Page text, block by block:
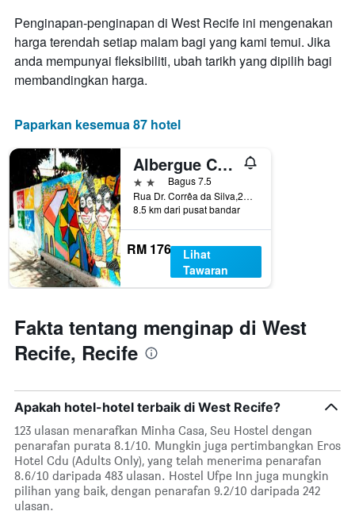
memaparkan
hari
dalam
seminggu.
Carta
1
paksi
Y
yang
memaparkan
purata
harga
bilik
Penginapan-penginapan di West Recife ini mengenakan
harga terendah setiap malam bagi yang kami temui. Jika
anda mempunyai fleksibiliti, ubah tarikh yang dipilih bagi
membandingkan harga.
Paparkan kesemua 87 hotel
Albergue Cultural São Salomão
2 bintangBagus 7.5
Rua Dr. Corrêa da Silva,267, Recife, Brazil
8.5 km dari pusat bandar
RM 176
Lihat
Tawaran
Fakta tentang menginap di West
Recife, Recife
Apakah hotel-hotel terbaik di West Recife?
123 ulasan menarafkan Minha Casa, Seu Hostel dengan
penarafan purata 8.1/10. Mungkin juga pertimbangkan Eros
Hotel Cdu (Adults Only), yang telah menerima penarafan
8.6/10 daripada 483 ulasan. Hostel Ufpe Inn juga mungkin
pilihan yang baik, dengan penarafan 9.2/10 daripada 242
ulasan.